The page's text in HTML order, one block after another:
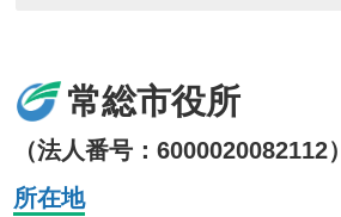
常総市役所
（法人番号：6000020082112）
所在地